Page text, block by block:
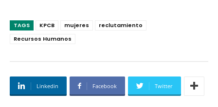
TAGS KPCB mujeres
reclutamiento
Recursos Humanos
Linkedin Facebook Twitter